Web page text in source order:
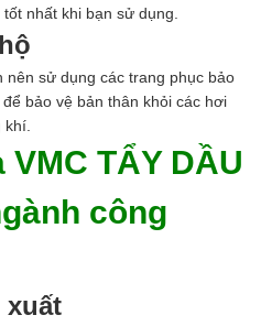
nhất khi bạn sử dụng.
nên sử dụng các trang phục bảo
bảo vệ bản thân khỏi các hơi
TẨY DẦU
công
xuất